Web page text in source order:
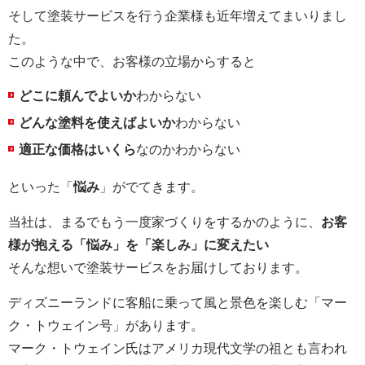
そして塗装サービスを行う企業様も近年増えてまいりまし
た。
このような中で、お客様の立場からすると
どこに頼んでよいかわからない
どんな塗料を使えばよいかわからない
適正な価格はいくらなのかわからない
といった「悩み 」がでてきます。
当社は、まるでもう一度家づくりをするかのように、 お客
様が抱える「悩み」を「楽しみ」に変えたい
そんな想いで塗装サービスをお届けしております。
ディズニーランドに客船に乗って風と景色を楽しむ「マー
ク・トウェイン号」があります。
マーク・トウェイン氏はアメリカ現代文学の祖とも言われ